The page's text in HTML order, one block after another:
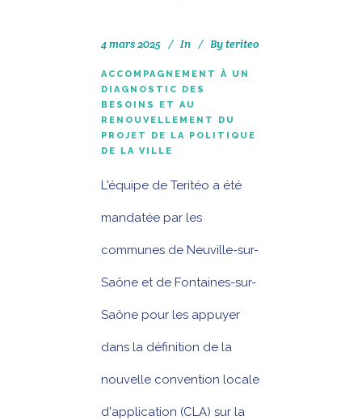
4 mars 2025 In Byteriteo
ACCOMPAGNEMENT À UN
DIAGNOSTIC DES
BESOINS ET AU
RENOUVELLEMENT DU
PROJET DE LA POLITIQUE
DE LA VILLE
L'équipe de Teritéo a été
mandatée par les
communes de Neuville-sur-
Saône et de Fontaines-sur-
Saône pour les appuyer
dans la définition de la
nouvelle convention locale
d'application (CLA) sur la